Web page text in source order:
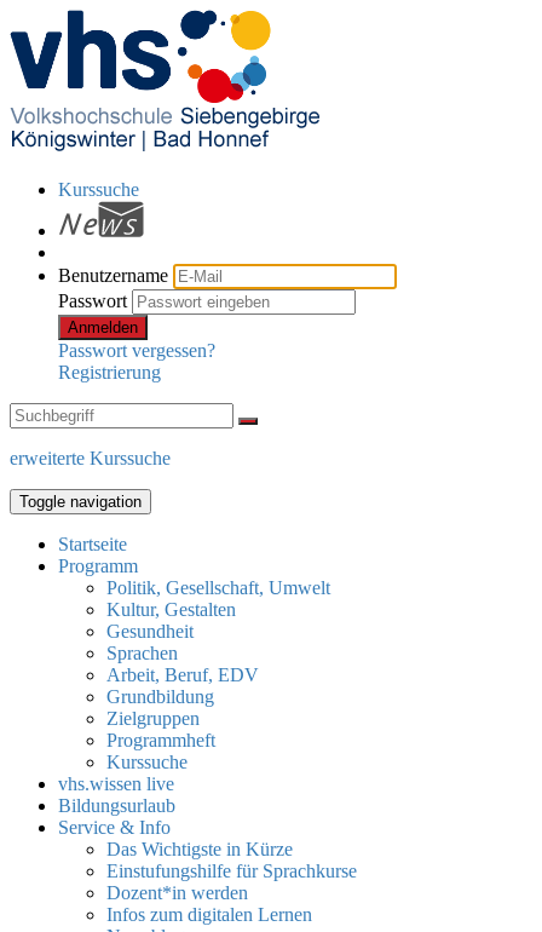
Kurssuche
Benutzername
Passwort
Anmelden
Passwort vergessen?
Registrierung
erweiterte Kurssuche
Toggle navigation
Startseite
Programm
Politik, Gesellschaft, Umwelt
Kultur, Gestalten
Gesundheit
Sprachen
Arbeit, Beruf, EDV
Grundbildung
Zielgruppen
Programmheft
Kurssuche
vhs.wissen live
Bildungsurlaub
Service & Info
Das Wichtigste in Kürze
Einstufungshilfe für Sprachkurse
Dozent*in werden
Infos zum digitalen Lernen